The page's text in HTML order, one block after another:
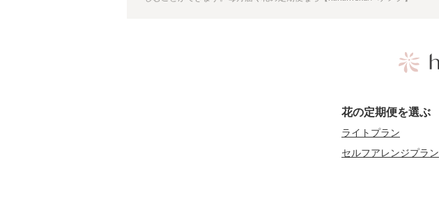
花の定期便を選ぶ
ライトプラン
セルフアレンジプラン